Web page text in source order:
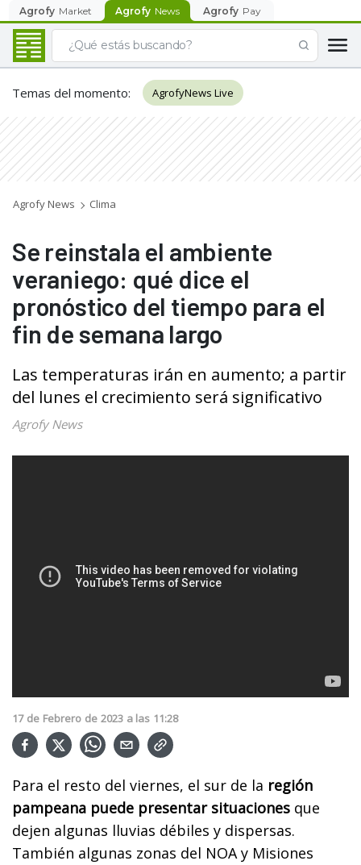
Agrofy Market Agrofy News Agrofy Pay
Temas del momento: AgrofyNews Live
Agrofy News Clima
Se reinstala el ambiente
veraniego: qué dice el
pronóstico del tiempo para el
fin de semana largo
Las temperaturas irán en aumento; a partir
del lunes el crecimiento será significativo
Agrofy News
17 de Febrero de 2023 a las 11:28
Para el resto del viernes, el sur de la región
pampeana puede presentar situaciones que
dejen algunas lluvias débiles y dispersas.
También algunas zonas del NOA y Misiones